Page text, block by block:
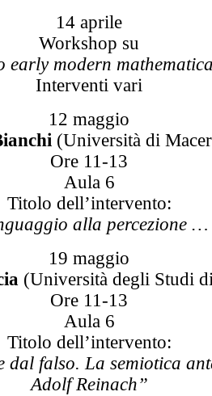
14 aprile
Workshop su
early modern
Interventi vari
12 maggio
(Università di
Ore 11-13
Aula 6
Titolo dell’intervento:
alla percezione …
19 maggio
(Università degli Studi
Ore 11-13
Aula 6
Titolo dell’intervento:
dal falso. La semiotica
Adolf Reinach”